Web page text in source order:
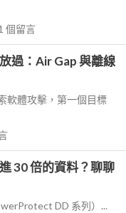
個留言
過：Air Gap 與離線
軟體攻擊，第一個目標
30 倍的資料？聊聊
DD 系列）...